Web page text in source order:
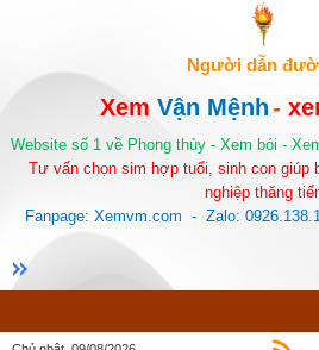
Người dẫn
Xem Vận Mệnh-
Website số 1 về Phong thủy - Xem bói -
Tư vấn chọn sim hợp tuổi, sinh con giúp
nghiệp thăng
Fanpage: Xemvm.com - Zalo: